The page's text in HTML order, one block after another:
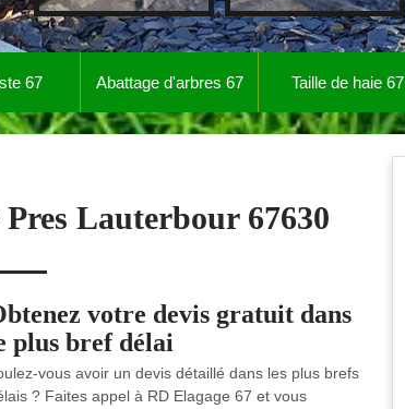
67 Abattage d'arbres 67 Taille de haie 67
Lauterbour 67630
votre devis gratuit dans
plus bref délai
vous avoir un devis détaillé dans les plus brefs
? Faites appel à RD Elagage 67 et vous